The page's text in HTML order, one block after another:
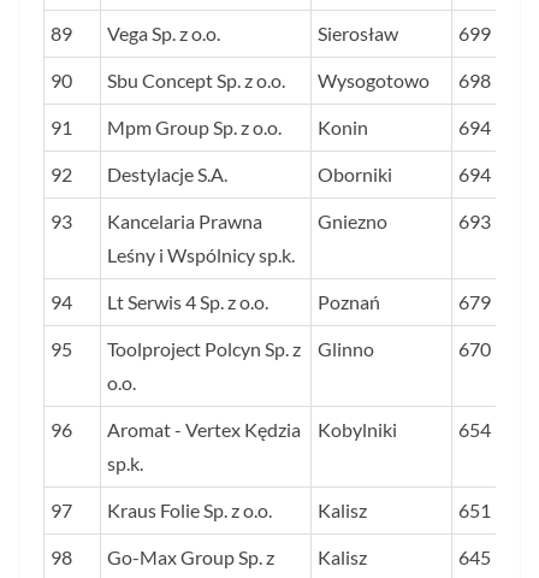
89 Vega Sp. z o.o. Sierosław 699
90 Sbu Concept Sp. z o.o. Wysogotowo 698
91 Mpm Group Sp. z o.o. Konin 694
92 Destylacje S.A. Oborniki 694
93
Kancelaria Prawna
Leśny i Wspólnicy sp.k.
Gniezno 693
94 Lt Serwis 4 Sp. z o.o. Poznań 679
95
Toolproject Polcyn Sp. z
o.o.
Glinno 670
96
Aromat - Vertex Kędzia
sp.k.
Kobylniki 654
97 Kraus Folie Sp. z o.o. Kalisz 651
98
Go-Max Group Sp. z
Kalisz 645